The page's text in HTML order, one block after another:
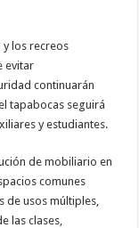
y los recreos
evitar
continuarán
tapabocas seguirá
y estudiantes.
de mobiliario en
comunes
de usos múltiples,
las clases,